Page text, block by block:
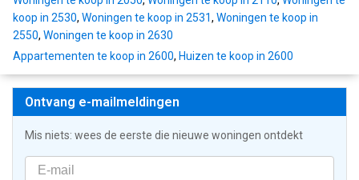
koop in 2530, Woningen te koop in 2531, Woningen te koop in
2550, Woningen te koop in 2630
Appartementen te koop in 2600, Huizen te koop in 2600
Ontvang e-mailmeldingen
Mis niets: wees de eerste die nieuwe woningen ontdekt